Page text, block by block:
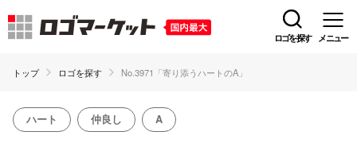
ロゴを探す メニュー
トップ ロゴを探す No.3971「寄り添うハートのA」
ハート 仲良し A